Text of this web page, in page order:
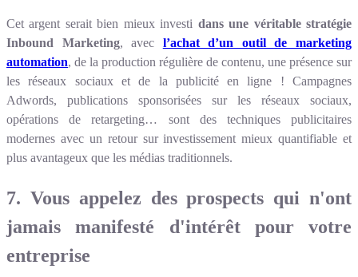
Cet argent serait bien mieux investi dans une véritable stratégie
Inbound Marketing, avec
l’achat d’un outil de marketing
automation, de la production régulière de contenu, une présence sur
les réseaux sociaux et de la publicité en ligne ! Campagnes
Adwords, publications sponsorisées sur les réseaux sociaux,
opérations de retargeting… sont des techniques publicitaires
modernes avec un retour sur investissement mieux quantifiable et
plus avantageux que les médias traditionnels.
7. Vous appelez des prospects qui n'ont
jamais manifesté d'intérêt pour votre
entreprise